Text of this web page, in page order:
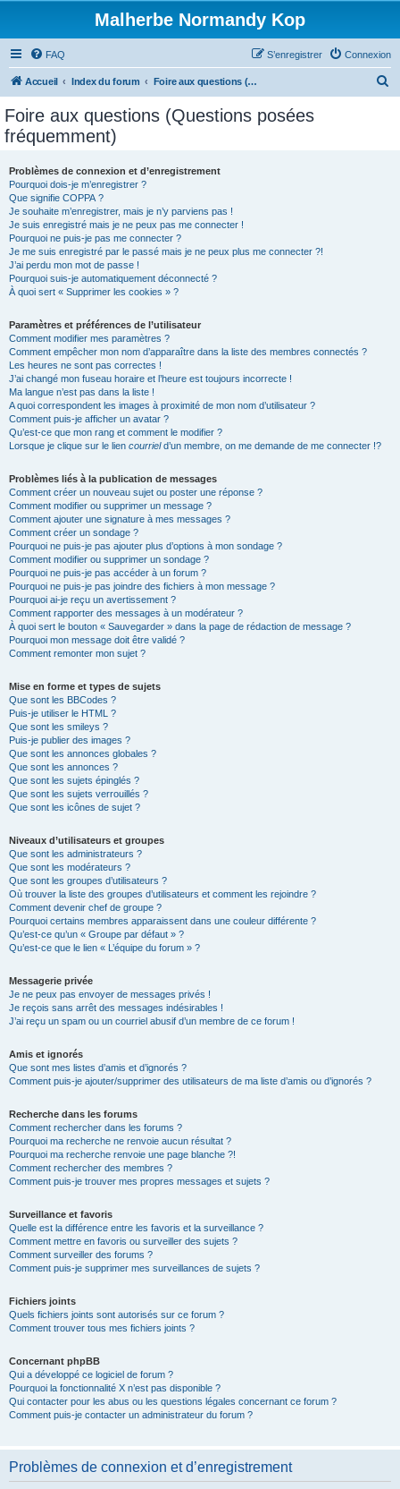
Malherbe Normandy Kop
FAQ Connexion
S’enregistrer
Accueil Index du forum Foire aux questions (Questions posées fréquemment)
Foire aux questions (Questions posées
fréquemment)
Problèmes de connexion et d’enregistrement
Pourquoi dois-je m’enregistrer ?
Que signifie COPPA ?
Je souhaite m’enregistrer, mais je n’y parviens pas !
Je suis enregistré mais je ne peux pas me connecter !
Pourquoi ne puis-je pas me connecter ?
Je me suis enregistré par le passé mais je ne peux plus me connecter ?!
J’ai perdu mon mot de passe !
Pourquoi suis-je automatiquement déconnecté ?
À quoi sert « Supprimer les cookies » ?
Paramètres et préférences de l’utilisateur
Comment modifier mes paramètres ?
Comment empêcher mon nom d’apparaître dans la liste des membres connectés ?
Les heures ne sont pas correctes !
J’ai changé mon fuseau horaire et l’heure est toujours incorrecte !
Ma langue n’est pas dans la liste !
A quoi correspondent les images à proximité de mon nom d’utilisateur ?
Comment puis-je afficher un avatar ?
Qu’est-ce que mon rang et comment le modifier ?
Lorsque je clique sur le lien courrield’un membre, on me demande de me connecter !?
Problèmes liés à la publication de messages
Comment créer un nouveau sujet ou poster une réponse ?
Comment modifier ou supprimer un message ?
Comment ajouter une signature à mes messages ?
Comment créer un sondage ?
Pourquoi ne puis-je pas ajouter plus d’options à mon sondage ?
Comment modifier ou supprimer un sondage ?
Pourquoi ne puis-je pas accéder à un forum ?
Pourquoi ne puis-je pas joindre des fichiers à mon message ?
Pourquoi ai-je reçu un avertissement ?
Comment rapporter des messages à un modérateur ?
À quoi sert le bouton « Sauvegarder » dans la page de rédaction de message ?
Pourquoi mon message doit être validé ?
Comment remonter mon sujet ?
Mise en forme et types de sujets
Que sont les BBCodes ?
Puis-je utiliser le HTML ?
Que sont les smileys ?
Puis-je publier des images ?
Que sont les annonces globales ?
Que sont les annonces ?
Que sont les sujets épinglés ?
Que sont les sujets verrouillés ?
Que sont les icônes de sujet ?
Niveaux d’utilisateurs et groupes
Que sont les administrateurs ?
Que sont les modérateurs ?
Que sont les groupes d’utilisateurs ?
Où trouver la liste des groupes d’utilisateurs et comment les rejoindre ?
Comment devenir chef de groupe ?
Pourquoi certains membres apparaissent dans une couleur différente ?
Qu’est-ce qu’un « Groupe par défaut » ?
Qu’est-ce que le lien « L’équipe du forum » ?
Messagerie privée
Je ne peux pas envoyer de messages privés !
Je reçois sans arrêt des messages indésirables !
J’ai reçu un spam ou un courriel abusif d’un membre de ce forum !
Amis et ignorés
Que sont mes listes d’amis et d’ignorés ?
Comment puis-je ajouter/supprimer des utilisateurs de ma liste d’amis ou d’ignorés ?
Recherche dans les forums
Comment rechercher dans les forums ?
Pourquoi ma recherche ne renvoie aucun résultat ?
Pourquoi ma recherche renvoie une page blanche ?!
Comment rechercher des membres ?
Comment puis-je trouver mes propres messages et sujets ?
Surveillance et favoris
Quelle est la différence entre les favoris et la surveillance ?
Comment mettre en favoris ou surveiller des sujets ?
Comment surveiller des forums ?
Comment puis-je supprimer mes surveillances de sujets ?
Fichiers joints
Quels fichiers joints sont autorisés sur ce forum ?
Comment trouver tous mes fichiers joints ?
Concernant phpBB
Qui a développé ce logiciel de forum ?
Pourquoi la fonctionnalité X n’est pas disponible ?
Qui contacter pour les abus ou les questions légales concernant ce forum ?
Comment puis-je contacter un administrateur du forum ?
Problèmes de connexion et d’enregistrement